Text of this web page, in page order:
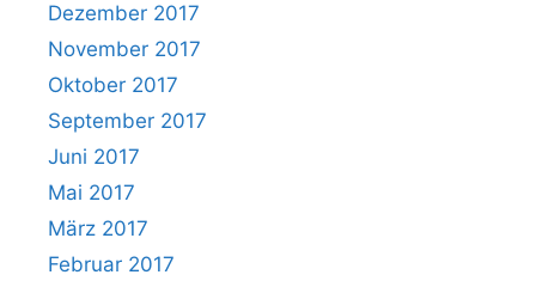
Dezember 2017
November 2017
Oktober 2017
September 2017
Juni 2017
Mai 2017
März 2017
Februar 2017